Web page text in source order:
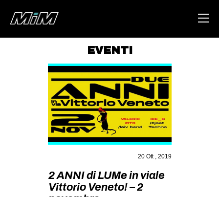
ABOUT
AREA
DEGENERAZIONE
GAZA FREESTYLE
CSOA LAMBRETTA
MSM
STUDENTI TSUNAMI
EVENTI
20 Ott , 2019
2 ANNI di LUMe in viale
Vittorio Veneto! – 2